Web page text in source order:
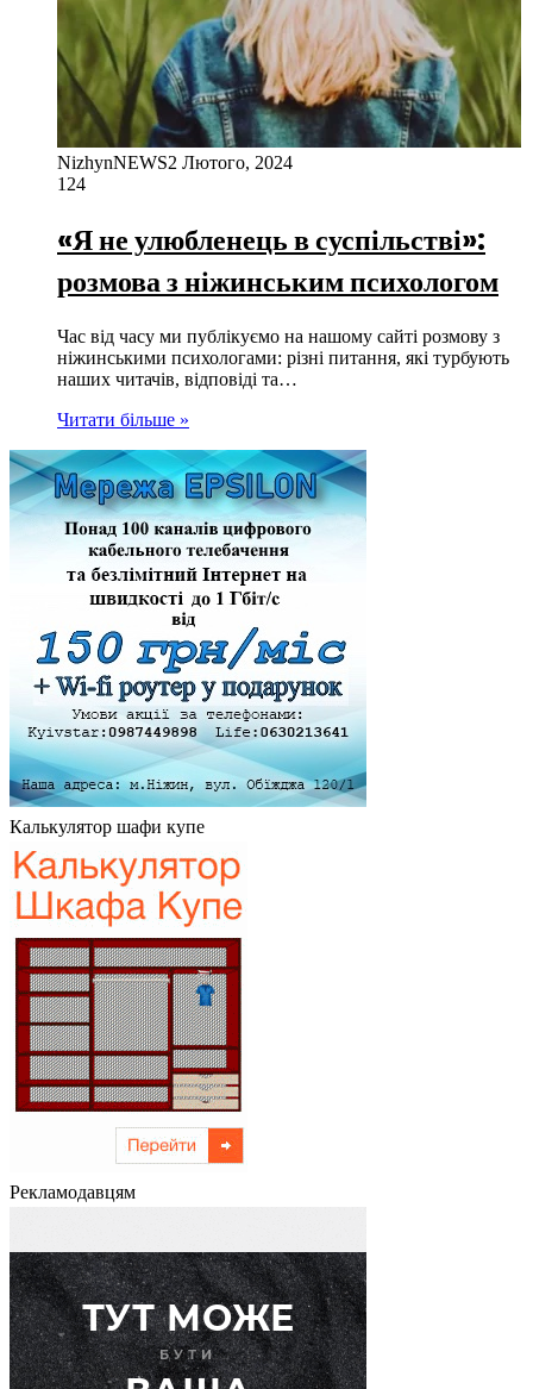
NizhynNEWS2 Лютого, 2024
124
«Я не улюбленець в суспільстві»:
розмова з ніжинським психологом
Час від часу ми публікуємо на нашому сайті розмову з
ніжинськими психологами: різні питання, які турбують
наших читачів, відповіді та…
Читати більше »
Калькулятор шафи купе
Рекламодавцям